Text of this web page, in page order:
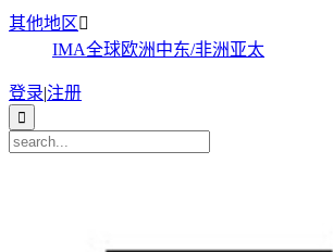
其他地区
IMA全球欧洲中东/非洲亚太
登录|注册
